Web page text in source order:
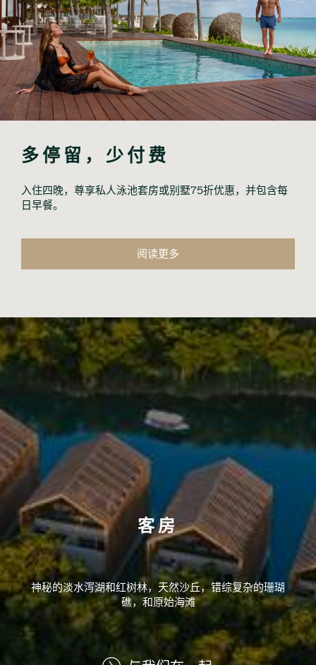
多停留，少付费
入住四晚，尊享私人泳池套房或别墅75折优惠，并包含每
日早餐。
阅读更多
客房
神秘的淡水泻湖和红树林，天然沙丘，错综复杂的珊瑚
礁，和原始海滩